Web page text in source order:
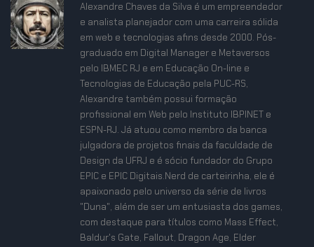
Alexandre Chaves da Silva é um empreendedor
e analista planejador com uma carreira sólida
em web e tecnologias afins desde 2000. Pós-
graduado em Digital Manager e Metaversos
pelo IBMEC RJ e em Educação On-line e
Tecnologias de Educação pela PUC-RS,
Alexandre também possui formação
profissional em Web pelo Instituto IBPINET e
ESPN-RJ. Já atuou como membro da banca
julgadora de projetos finais da faculdade de
Design da UFRJ e é sócio fundador do Grupo
EPIC e EPIC Digitais.Nerd de carteirinha, ele é
apaixonado pelo universo da série de livros
"Duna", além de ser um entusiasta dos games,
com destaque para títulos como Mass Effect,
Baldur's Gate, Fallout, Dragon Age, Elder